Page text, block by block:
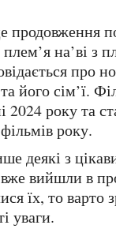
на’ві з
про
його сім’ї.
2024 року та
року.
вже вийшли в
їх, то варто
уваги.